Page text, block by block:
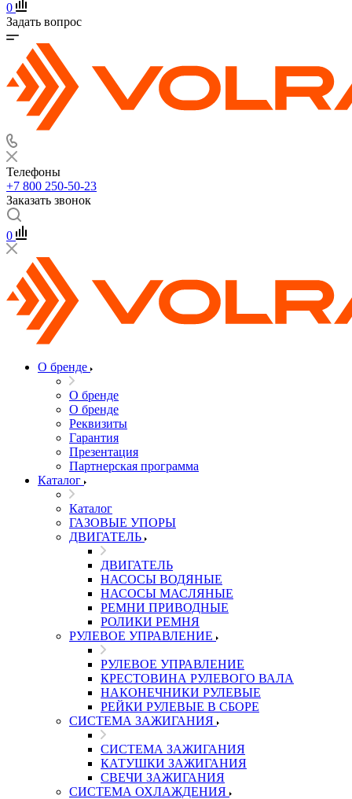
0
Задать вопрос
Телефоны
+7 800 250-50-23
Заказать звонок
0
О бренде
О бренде
О бренде
Реквизиты
Гарантия
Презентация
Партнерская программа
Каталог
Каталог
ГАЗОВЫЕ УПОРЫ
ДВИГАТЕЛЬ
ДВИГАТЕЛЬ
НАСОСЫ ВОДЯНЫЕ
НАСОСЫ МАСЛЯНЫЕ
РЕМНИ ПРИВОДНЫЕ
РОЛИКИ РЕМНЯ
РУЛЕВОЕ УПРАВЛЕНИЕ
РУЛЕВОЕ УПРАВЛЕНИЕ
КРЕСТОВИНА РУЛЕВОГО ВАЛА
НАКОНЕЧНИКИ РУЛЕВЫЕ
РЕЙКИ РУЛЕВЫЕ В СБОРЕ
СИСТЕМА ЗАЖИГАНИЯ
СИСТЕМА ЗАЖИГАНИЯ
КАТУШКИ ЗАЖИГАНИЯ
СВЕЧИ ЗАЖИГАНИЯ
СИСТЕМА ОХЛАЖДЕНИЯ